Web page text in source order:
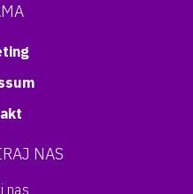
NAS
nas